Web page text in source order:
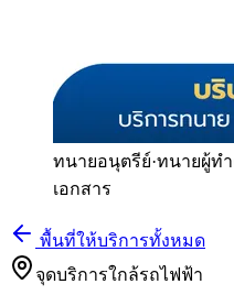
ทนายอนุตรีย์·ทนายผู้ท
เอกสาร
พื้นที่ให้บริการทั้งหมด
จุดบริการใกล้รถไฟฟ้า